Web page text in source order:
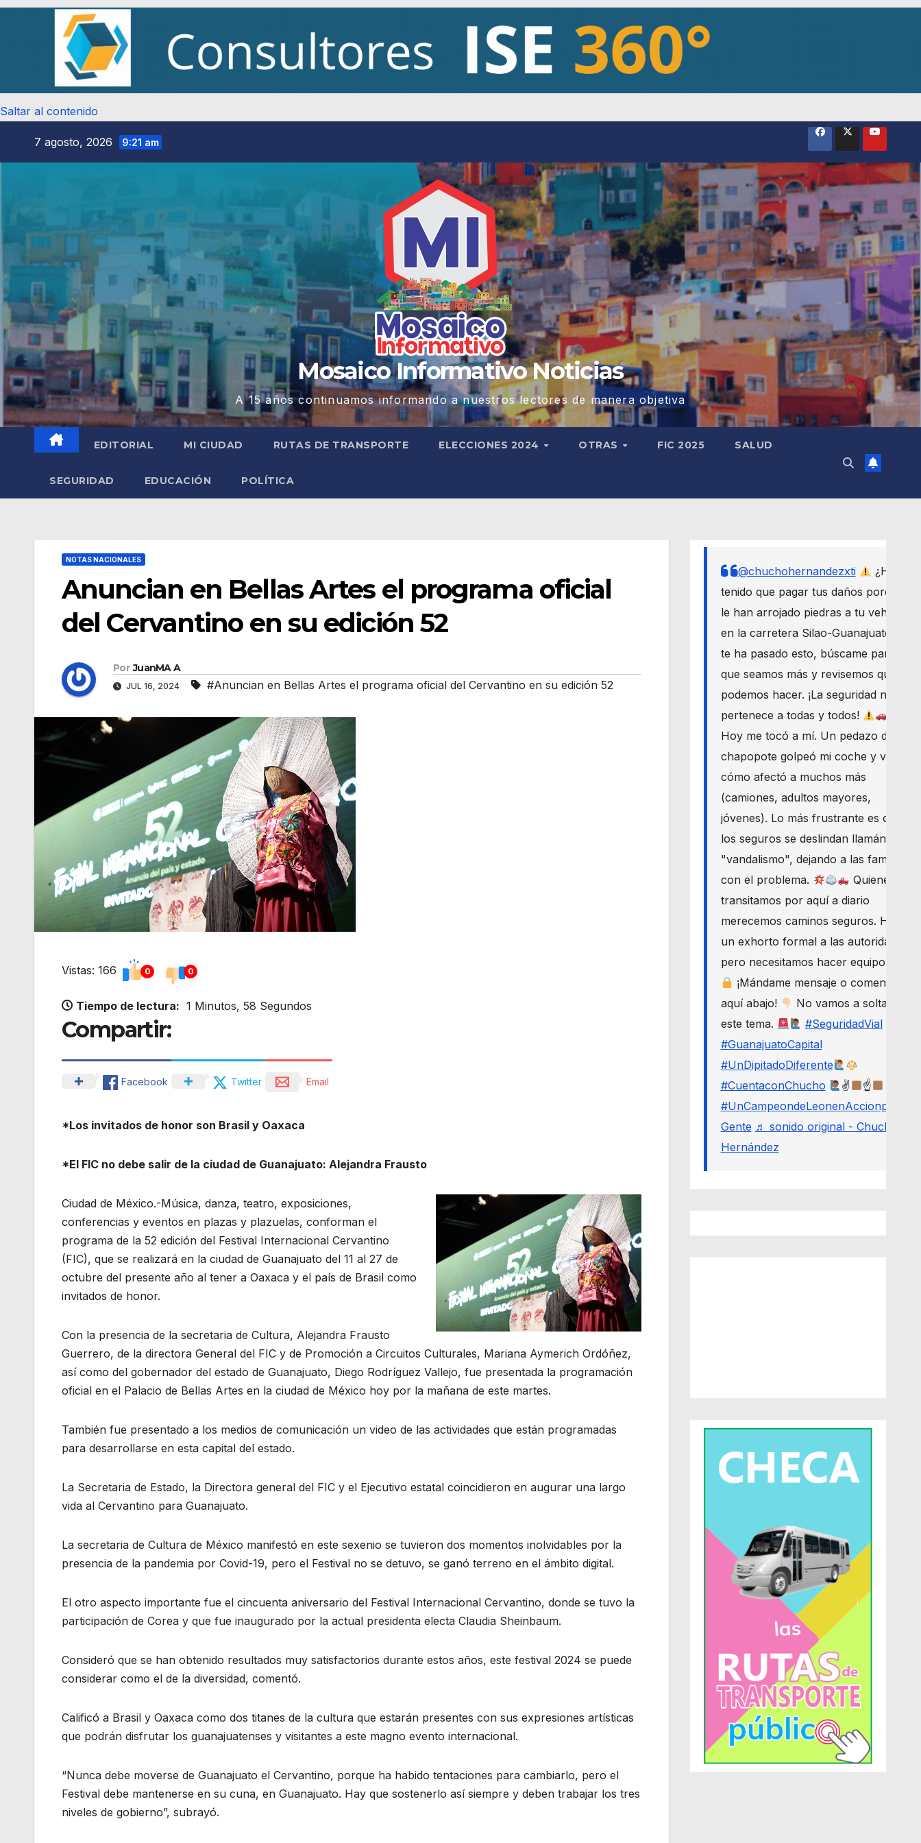
Saltar al contenido
7 agosto, 2026 9:21 am
Mosaico Informativo Noticias
A 15 años continuamos informando a nuestros lectores de manera objetiva
EDITORIAL MI CIUDAD RUTAS DE TRANSPORTE ELECCIONES 2024 OTRAS FIC 2025 SALUD
SEGURIDAD EDUCACIÓN POLÍTICA
NOTAS NACIONALES
Anuncian en Bellas Artes el programa oficial
del Cervantino en su edición 52
Por JuanMA A
JUL 16, 2024 #Anuncian en Bellas Artes el programa oficial del Cervantino en su edición 52
Vistas: 166 0 0
Tiempo de lectura: 1 Minutos, 58 Segundos
Compartir:
Facebook Twitter Email
*Los invitados de honor son Brasil y Oaxaca
*El FIC no debe salir de la ciudad de Guanajuato: Alejandra Frausto
Ciudad de México.-Música, danza, teatro, exposiciones,
conferencias y eventos en plazas y plazuelas, conforman el
programa de la 52 edición del Festival Internacional Cervantino
(FIC), que se realizará en la ciudad de Guanajuato del 11 al 27 de
octubre del presente año al tener a Oaxaca y el país de Brasil como
invitados de honor.
Con la presencia de la secretaria de Cultura, Alejandra Frausto
Guerrero, de la directora General del FIC y de Promoción a Circuitos Culturales, Mariana Aymerich Ordóñez,
así como del gobernador del estado de Guanajuato, Diego Rodríguez Vallejo, fue presentada la programación
oficial en el Palacio de Bellas Artes en la ciudad de México hoy por la mañana de este martes.
También fue presentado a los medios de comunicación un video de las actividades que están programadas
para desarrollarse en esta capital del estado.
La Secretaria de Estado, la Directora general del FIC y el Ejecutivo estatal coincidieron en augurar una largo
vida al Cervantino para Guanajuato.
La secretaria de Cultura de México manifestó en este sexenio se tuvieron dos momentos inolvidables por la
presencia de la pandemia por Covid-19, pero el Festival no se detuvo, se ganó terreno en el ámbito digital.
El otro aspecto importante fue el cincuenta aniversario del Festival Internacional Cervantino, donde se tuvo la
participación de Corea y que fue inaugurado por la actual presidenta electa Claudia Sheinbaum.
Consideró que se han obtenido resultados muy satisfactorios durante estos años, este festival 2024 se puede
considerar como el de la diversidad, comentó.
Calificó a Brasil y Oaxaca como dos titanes de la cultura que estarán presentes con sus expresiones artísticas
que podrán disfrutar los guanajuatenses y visitantes a este magno evento internacional.
“Nunca debe moverse de Guanajuato el Cervantino, porque ha habido tentaciones para cambiarlo, pero el
Festival debe mantenerse en su cuna, en Guanajuato. Hay que sostenerlo así siempre y deben trabajar los tres
niveles de gobierno”, subrayó.
@chuchohernandezxti
¿Has
tenido que pagar tus daños porque
le han arrojado piedras a tu vehículo
en la carretera Silao-Guanajuato? Si
te ha pasado esto, búscame para
que seamos más y revisemos qué
podemos hacer. ¡La seguridad nos
pertenece a todas y todos!
Hoy me tocó a mí. Un pedazo de
chapopote golpeó mi coche y vi
cómo afectó a muchos más
(camiones, adultos mayores,
jóvenes). Lo más frustrante es que
los seguros se deslindan llamándolo
"vandalismo", dejando a las familias
con el problema.
Quienes
transitamos por aquí a diario
merecemos caminos seguros. Haré
un exhorto formal a las autoridades,
pero necesitamos hacer equipo.
¡Mándame mensaje o comenta
aquí abajo!
No vamos a soltar
este tema.
#SeguridadVial
#GuanajuatoCapital
#UnDipitadoDiferente
#CuentaconChucho
✌
☝
#UnCampeondeLeonenAccionporLa
Gente ♬ sonido original - Chucho
Hernández